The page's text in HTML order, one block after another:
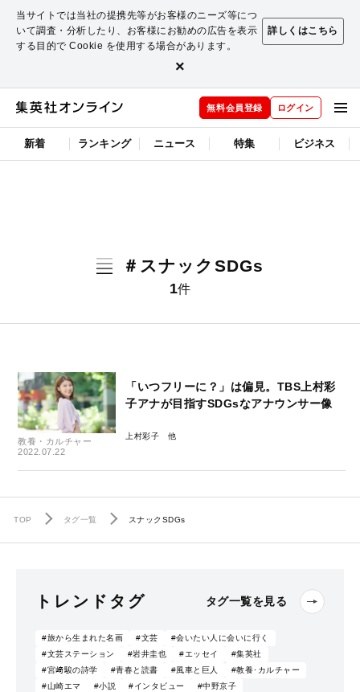
当サイトでは当社の提携先等がお客様のニーズ等につ
いて調査・分析したり、お客様にお勧めの広告を表示
する目的で Cookie を使用する場合があります。
詳しくはこちら
×
無料会員登録 ログイン
新着 ランキング ニュース 特集 ビジネス
＃スナックSDGs
1件
教養・カルチャー
2022.07.22
「いつフリーに？」は偏見。TBS上村彩
子アナが目指すSDGsなアナウンサー像
上村彩子
TOP タグ一覧 スナックSDGs
トレンドタグ タグ一覧を見る
#旅から生まれた名画 #文芸
#会いたい人に会いに行く
#文芸ステーション
#岩井圭也 #エッセイ
#集英社
#宮﨑駿の詩学
#青春と読書 #風車と巨人
#教養･カルチャー
#山崎エマ
#小説 #インタビュー #中野京子